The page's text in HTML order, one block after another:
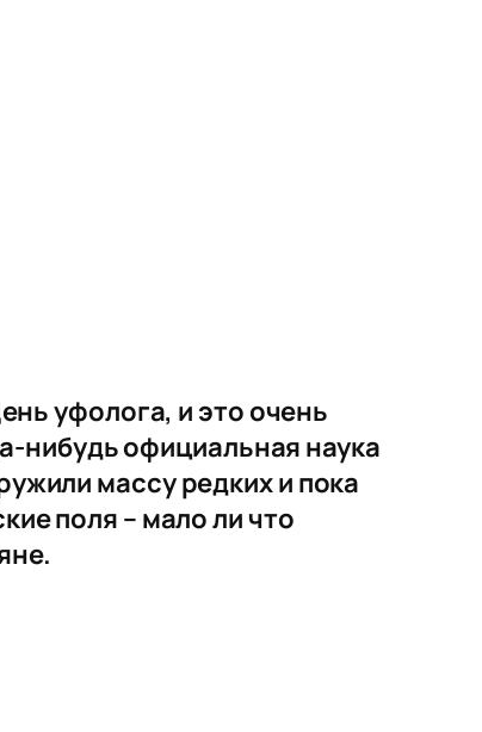
уфолога, и это очень
нибудь официальная наука
массу редких и пока
поля – мало ли что